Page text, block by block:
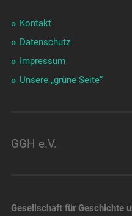
Kontakt
Datenschutz
Impressum
Unsere „grüne Seite“
GGH e.V.
Gesellschaft für Geschichte